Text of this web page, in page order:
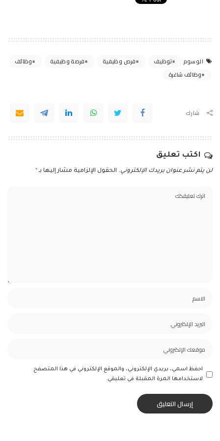
الوسوم توظيف فرص وظيفية فرصة وظيفية
وظائف
وظائف شاغرة
شارك
اكتب تعليق
لن يتم نشر عنوان بريدك الإلكتروني. الحقول الإلزامية مشار إليها بـ *
احفظ اسمي، بريدي الإلكتروني، والموقع الإلكتروني في هذا المتصفح
لاستخدامها المرة المقبلة في تعليقي.